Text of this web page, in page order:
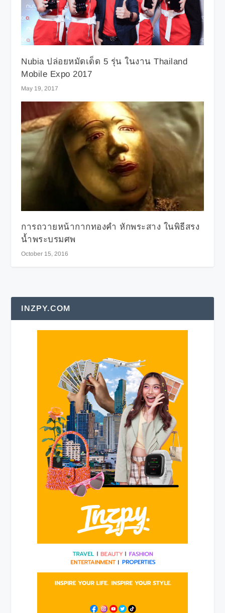
Nubia ปล่อยหมัดเด็ด 5 รุ่น ในงาน Thailand
Mobile Expo 2017
May 19, 2017
การถวายหน้ากากทองคำ หักพระสาง ในพิธีสรง
น้ำพระบรมศพ
October 15, 2016
INZPY.COM